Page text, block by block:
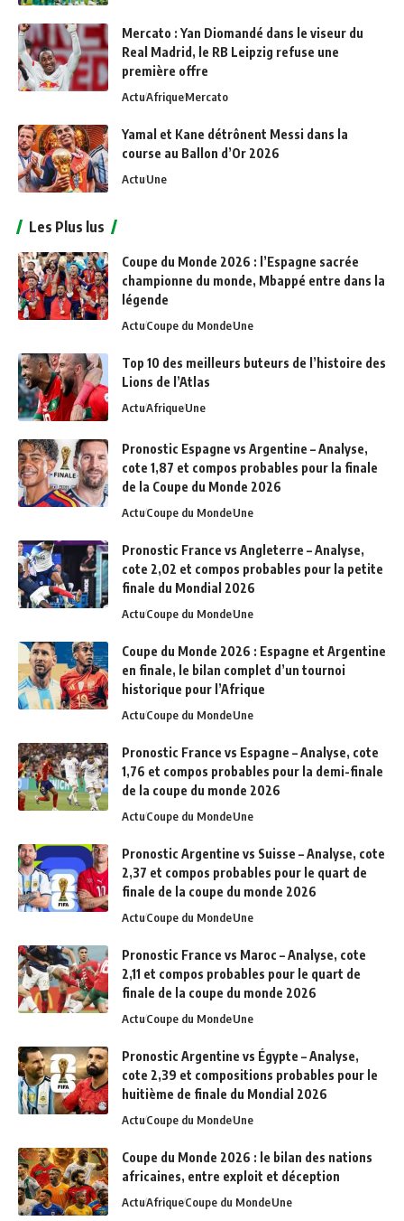
Mercato : Yan Diomandé dans le viseur du
Real Madrid, le RB Leipzig refuse une
première offre
ActuAfriqueMercato
Yamal et Kane détrônent Messi dans la
course au Ballon d’Or 2026
ActuUne
Les Plus lus
Coupe du Monde 2026 : l’Espagne sacrée
championne du monde, Mbappé entre dans la
légende
ActuCoupe du MondeUne
Top 10 des meilleurs buteurs de l’histoire des
Lions de l’Atlas
ActuAfriqueUne
Pronostic Espagne vs Argentine – Analyse,
cote 1,87 et compos probables pour la finale
de la Coupe du Monde 2026
ActuCoupe du MondeUne
Pronostic France vs Angleterre – Analyse,
cote 2,02 et compos probables pour la petite
finale du Mondial 2026
ActuCoupe du MondeUne
Coupe du Monde 2026 : Espagne et Argentine
en finale, le bilan complet d’un tournoi
historique pour l’Afrique
ActuCoupe du MondeUne
Pronostic France vs Espagne – Analyse, cote
1,76 et compos probables pour la demi-finale
de la coupe du monde 2026
ActuCoupe du MondeUne
Pronostic Argentine vs Suisse – Analyse, cote
2,37 et compos probables pour le quart de
finale de la coupe du monde 2026
ActuCoupe du MondeUne
Pronostic France vs Maroc – Analyse, cote
2,11 et compos probables pour le quart de
finale de la coupe du monde 2026
ActuCoupe du MondeUne
Pronostic Argentine vs Égypte – Analyse,
cote 2,39 et compositions probables pour le
huitième de finale du Mondial 2026
ActuCoupe du MondeUne
Coupe du Monde 2026 : le bilan des nations
africaines, entre exploit et déception
ActuAfriqueCoupe du MondeUne